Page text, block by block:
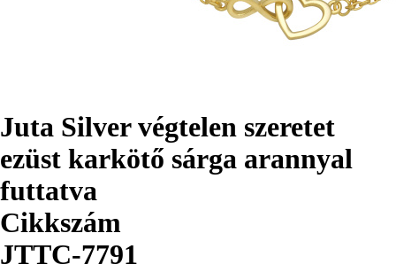
Juta Silver végtelen szeretet
ezüst karkötő sárga arannyal
futtatva
Cikkszám
JTTC-7791